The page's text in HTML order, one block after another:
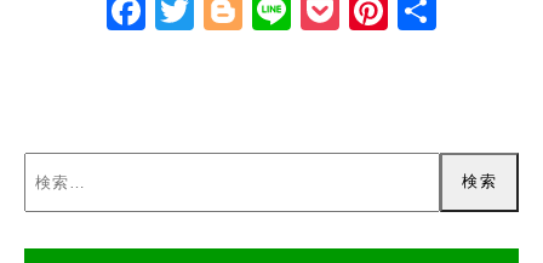
Face Twitt Blog Line Pock Pinte